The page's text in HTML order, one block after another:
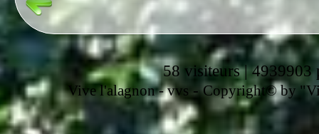
58 visiteurs | 4939903
Vive l'alagnon -vvs -Copyright© by